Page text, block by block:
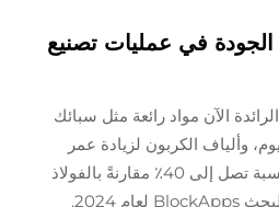
الجودة في عمليات تصنيع
الآن مواد رائعة مثل سبائك
وألياف الكربون لزيادة عمر
المنتجات مع تقليل الوزن بنسبة تصل إلى 40٪ مقارنةً بالفولاذ
المقاوم للصدأ العادي وفقًا لبحث BlockApps لعام 2024.